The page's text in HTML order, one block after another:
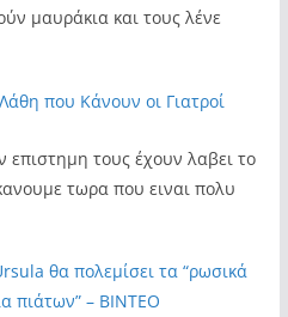
μαυράκια και τους λένε
που Κάνουν οι Γιατροί
επιστημη τους έχουν λαβει το
τωρα που ειναι πολυ
θα πολεμίσει τα “ρωσικά
πιάτων” – ΒΙΝΤΕΟ